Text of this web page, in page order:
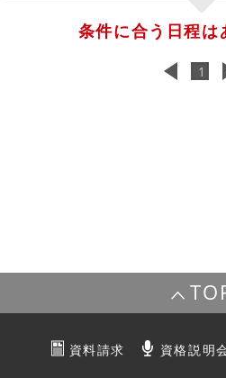
条件に合う日程は
1
資料請求 資格説明